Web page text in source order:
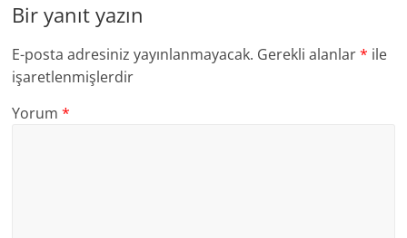
Bir yanıt yazın
E-posta adresiniz yayınlanmayacak. Gerekli alanlar* ile
işaretlenmişlerdir
Yorum*